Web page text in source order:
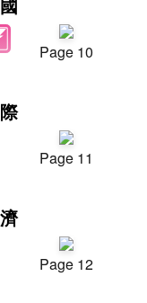
Page 10
Page 11
Page 12